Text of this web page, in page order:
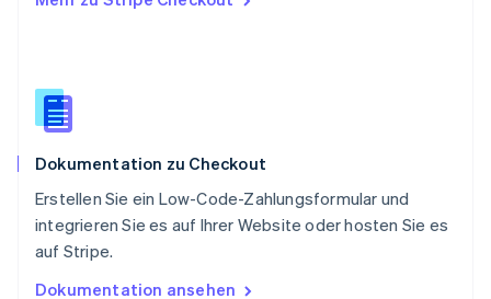
Dokumentation zu Checkout
Erstellen Sie ein Low-Code-Zahlungsformular und
integrieren Sie es auf Ihrer Website oder hosten Sie es
auf Stripe.
Dokumentation ansehen
China
English
EspañolEnglish
Thailand
Tschechische Republik
English